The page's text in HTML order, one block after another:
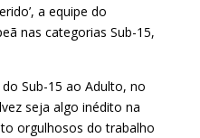
a equipe do
nas categorias Sub-15,
Sub-15 ao Adulto, no
seja algo inédito na
orgulhosos do trabalho